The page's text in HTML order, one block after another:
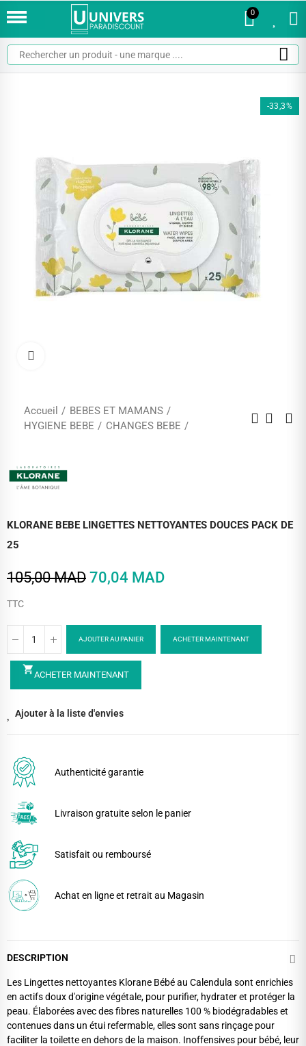
0
-33,3%
Accueil
BEBES ET MAMANS
HYGIENE BEBE
CHANGES BEBE
KLORANE BEBE LINGETTES NETTOYANTES DOUCES PACK DE
25
105,00 MAD 70,04 MAD
TTC
AJOUTER AU PANIER ACHETER MAINTENANT
shopping_cartACHETER MAINTENANT
Ajouter à la liste d'envies
Authenticité garantie
Livraison gratuite selon le panier
Satisfait ou remboursé
Achat en ligne et retrait au Magasin
DESCRIPTION
Les Lingettes nettoyantes Klorane Bébé au Calendula sont enrichies
en actifs doux d'origine végétale, pour purifier, hydrater et protéger la
peau. Élaborées avec des fibres naturelles 100 % biodégradables et
contenues dans un étui refermable, elles sont sans rinçage pour
faciliter la toilette en dehors de la maison. Inoffensives pour bébé, leur